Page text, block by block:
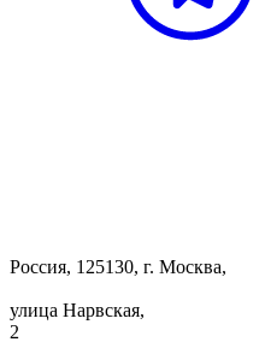
Россия, 125130, г. Москва,
улица Нарвская,
2